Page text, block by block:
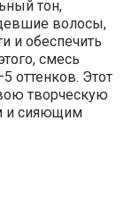
тон,
волосы,
и обеспечить
смесь
оттенков. Этот
творческую
и сияющим